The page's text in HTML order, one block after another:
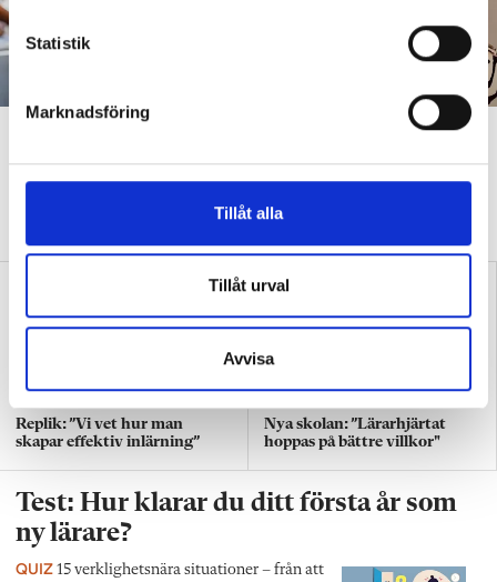
c
k
Statistik
Marknadsföring
Tillåt alla
Tillåt urval
Avvisa
”Att ställa krav är inte elakt”
DEBATT”Att ställa krav är inte elakt. Att vara schysst är inte alltid
snällt. Många gånger är det bara ett svek”, skriver Ulrica Björkblom
Replik: ”Vi vet hur man
skapar effektiv inlärning”
Nya skolan: ”Lärarhjärtat
hoppas på bättre villkor"
Test: Hur klarar du ditt första år som
ny lärare?
QUIZ 15 verklighetsnära situationer – från att